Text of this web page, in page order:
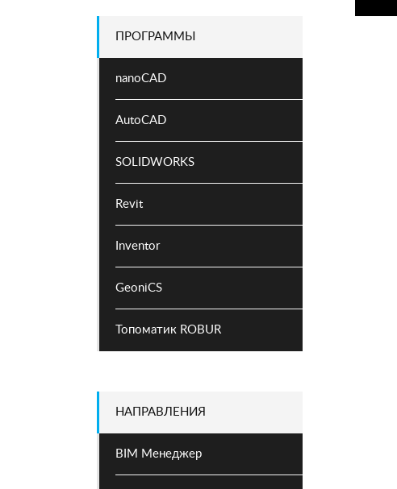
ПРОГРАММЫ
nanoCAD
AutoCAD
SOLIDWORKS
Revit
Inventor
GeoniCS
Топоматик ROBUR
НАПРАВЛЕНИЯ
BIM Менеджер